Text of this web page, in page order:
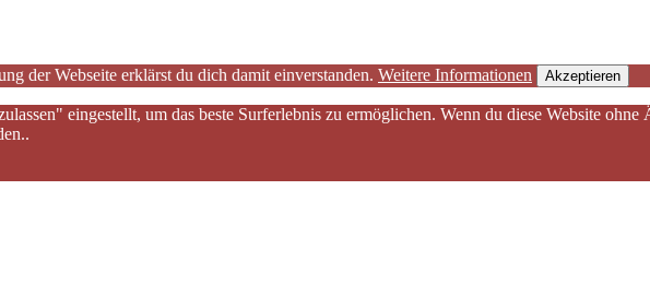
der Webseite erklärst du dich damit einverstanden. Weitere Informationen Akzeptieren
eingestellt, um das beste Surferlebnis zu ermöglichen. Wenn du diese Website